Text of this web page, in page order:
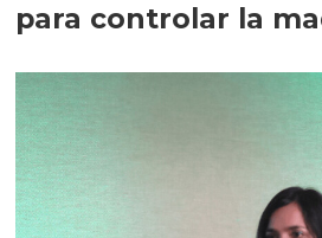
para controlar la